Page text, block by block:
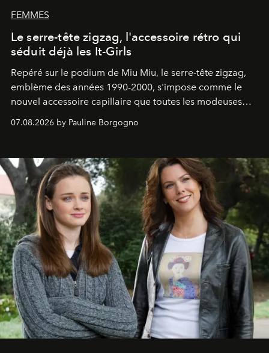
FEMMES
Le serre-tête zigzag, l'accessoire rétro qui
séduit déjà les It-Girls
Repéré sur le podium de Miu Miu, le serre-tête zigzag,
emblème des années 1990-2000, s'impose comme le
nouvel accessoire capillaire que toutes les modeuses
07.08.2026 by Pauline Borgogno